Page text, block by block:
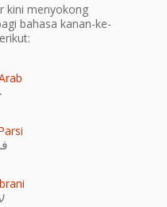
kini menyokong
bahasa kanan-ke-